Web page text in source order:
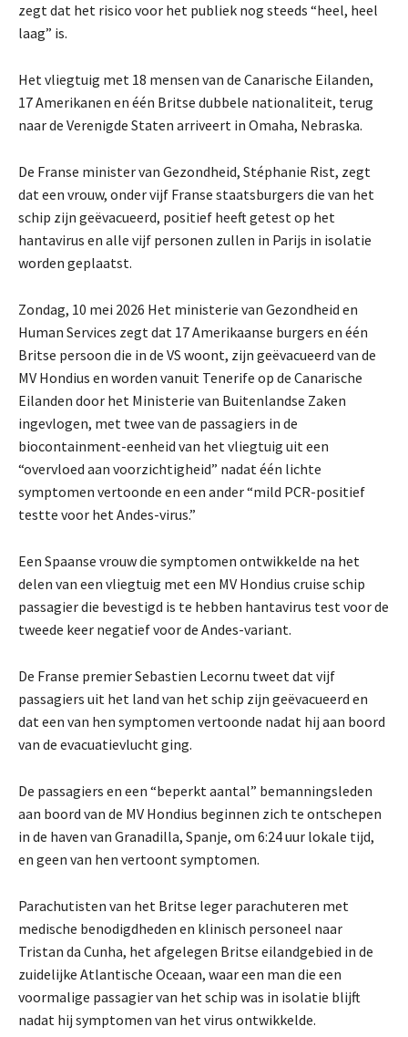
zegt dat het risico voor het publiek nog steeds “heel, heel
laag” is.
Het vliegtuig met 18 mensen van de Canarische Eilanden,
17 Amerikanen en één Britse dubbele nationaliteit, terug
naar de Verenigde Staten arriveert in Omaha, Nebraska.
De Franse minister van Gezondheid, Stéphanie Rist, zegt
dat een vrouw, onder vijf Franse staatsburgers die van het
schip zijn geëvacueerd, positief heeft getest op het
hantavirus en alle vijf personen zullen in Parijs in isolatie
worden geplaatst.
Zondag, 10 mei 2026 Het ministerie van Gezondheid en
Human Services zegt dat 17 Amerikaanse burgers en één
Britse persoon die in de VS woont, zijn geëvacueerd van de
MV Hondius en worden vanuit Tenerife op de Canarische
Eilanden door het Ministerie van Buitenlandse Zaken
ingevlogen, met twee van de passagiers in de
biocontainment-eenheid van het vliegtuig uit een
“overvloed aan voorzichtigheid” nadat één lichte
symptomen vertoonde en een ander “mild PCR-positief
testte voor het Andes-virus.”
Een Spaanse vrouw die symptomen ontwikkelde na het
delen van een vliegtuig met een MV Hondius cruise schip
passagier die bevestigd is te hebben hantavirus test voor de
tweede keer negatief voor de Andes-variant.
De Franse premier Sebastien Lecornu tweet dat vijf
passagiers uit het land van het schip zijn geëvacueerd en
dat een van hen symptomen vertoonde nadat hij aan boord
van de evacuatievlucht ging.
De passagiers en een “beperkt aantal” bemanningsleden
aan boord van de MV Hondius beginnen zich te ontschepen
in de haven van Granadilla, Spanje, om 6:24 uur lokale tijd,
en geen van hen vertoont symptomen.
Parachutisten van het Britse leger parachuteren met
medische benodigdheden en klinisch personeel naar
Tristan da Cunha, het afgelegen Britse eilandgebied in de
zuidelijke Atlantische Oceaan, waar een man die een
voormalige passagier van het schip was in isolatie blijft
nadat hij symptomen van het virus ontwikkelde.